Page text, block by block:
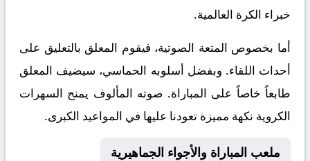
خبراء الكرة العالمية.
أما بخصوص المتعة الصوتية، فيقوم المعلق بالتعليق على
أحداث اللقاء. وبفضل أسلوبه الحماسي، سيضيف المعلق
طابعاً خاصاً على المباراة. صوته المألوف يمنح السهرات
الكروية نكهة مميزة تعودنا عليها في المواعيد الكبرى.
ملعب المباراة والأجواء الجماهيرية